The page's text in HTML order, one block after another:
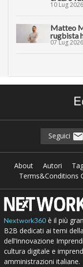
10 Lug 2026
Matteo
rugbista
07 Lug 2026
Seguici
About Autori
Terms&Conditions
Nextwork360è il più
B2B dedicati ai temi
dell’Innovazione
cultura digitale e
amministrazioni italiane.